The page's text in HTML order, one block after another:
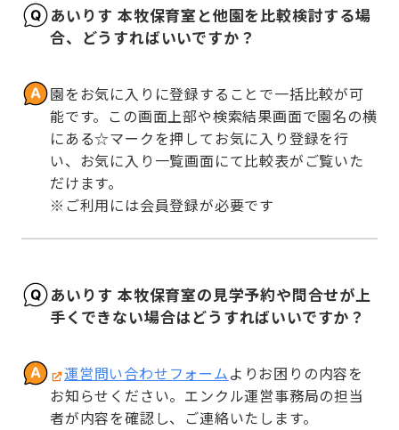
あいりす 本牧保育室と他園を比較検討する場
合、どうすればいいですか？
園をお気に入りに登録することで一括比較が可
能です。この画面上部や検索結果画面で園名の横
にある☆マークを押してお気に入り登録を行
い、お気に入り一覧画面にて比較表がご覧いた
だけます。
※ご利用には会員登録が必要です
あいりす 本牧保育室の見学予約や問合せが上
手くできない場合はどうすればいいですか？
運営問い合わせフォームよりお困りの内容を
お知らせください。エンクル運営事務局の担当
者が内容を確認し、ご連絡いたします。